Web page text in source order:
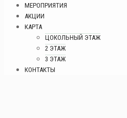
МЕРОПРИЯТИЯ
АКЦИИ
КАРТА
ЦОКОЛЬНЫЙ ЭТАЖ
2 ЭТАЖ
3 ЭТАЖ
КОНТАКТЫ